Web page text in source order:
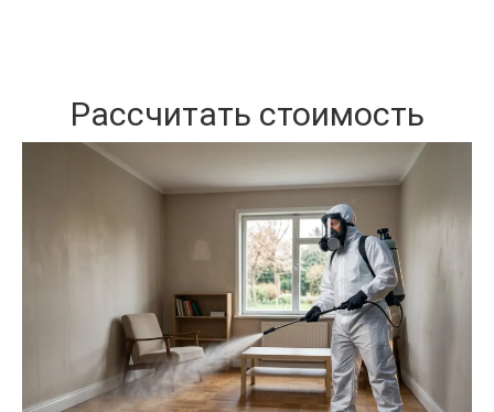
Рассчитать стоимость